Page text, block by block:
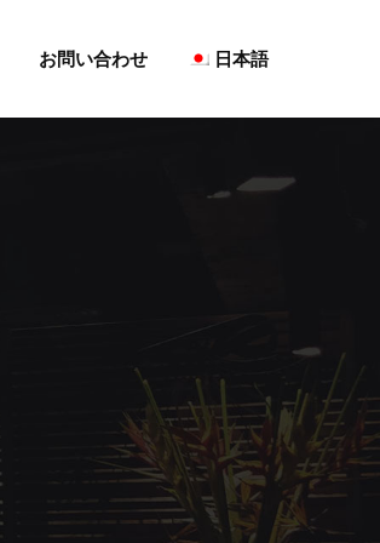
お問い合わせ 日本語